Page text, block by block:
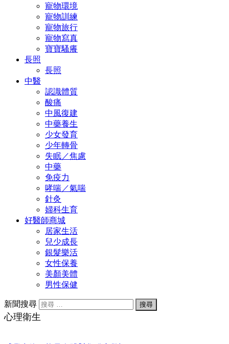
寵物環境
寵物訓練
寵物旅行
寵物寫真
寶寶騷癢
長照
長照
中醫
認識體質
酸痛
中風復建
中藥養生
少女發育
少年轉骨
失眠／焦慮
中藥
免疫力
哮喘／氣喘
針灸
婦科生育
好醫師商城
居家生活
兒少成長
銀髮樂活
女性保養
美顏美體
男性保健
新聞搜尋
心理衛生